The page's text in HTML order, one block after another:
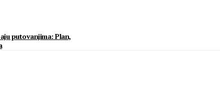
putovanjima: Plan,